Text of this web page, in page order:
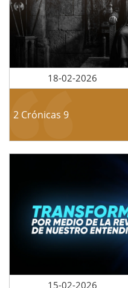
18-02-2026
2 Crónicas 9
15-02-2026